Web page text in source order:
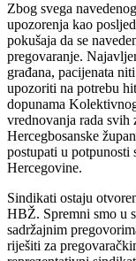
Zbog svega
upozorenja kao
pokušaja da se
pregovaranje.
građana, pacijenata
upozoriti na potrebu
dopunama
vrednovanja rada svih
Hercegbosanske
postupati u potpunosti
Hercegovine.
Sindikati ostaju
HBŽ. Spremni smo u
sadržajnim
riješiti za